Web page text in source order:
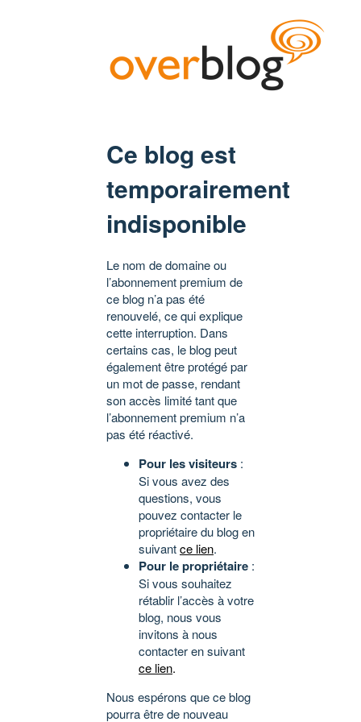
Ce blog est
temporairement
indisponible
Le nom de domaine ou
l’abonnement premium de
ce blog n’a pas été
renouvelé, ce qui explique
cette interruption. Dans
certains cas, le blog peut
également être protégé par
un mot de passe, rendant
son accès limité tant que
l’abonnement premium n’a
pas été réactivé.
Pour les visiteurs :
Si vous avez des
questions, vous
pouvez contacter le
propriétaire du blog en
suivantce lien.
Pour le propriétaire :
Si vous souhaitez
rétablir l’accès à votre
blog, nous vous
invitons à nous
contacter en suivant
ce lien.
Nous espérons que ce blog
pourra être de nouveau